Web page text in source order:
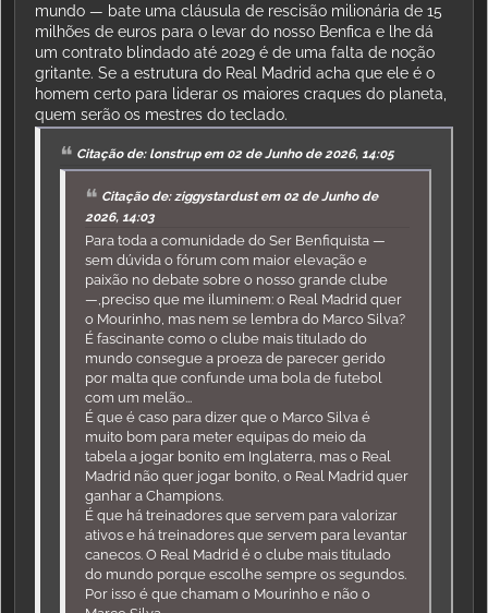
mundo — bate uma cláusula de rescisão milionária de 15
milhões de euros para o levar do nosso Benfica e lhe dá
um contrato blindado até 2029 é de uma falta de noção
gritante. Se a estrutura do Real Madrid acha que ele é o
homem certo para liderar os maiores craques do planeta,
quem serão os mestres do teclado.
Citação de: lonstrup em 02 de Junho de 2026, 14:05
Citação de: ziggystardust em 02 de Junho de
2026, 14:03
Para toda a comunidade do Ser Benfiquista —
sem dúvida o fórum com maior elevação e
paixão no debate sobre o nosso grande clube
—,preciso que me iluminem: o Real Madrid quer
o Mourinho, mas nem se lembra do Marco Silva?
É fascinante como o clube mais titulado do
mundo consegue a proeza de parecer gerido
por malta que confunde uma bola de futebol
com um melão...
É que é caso para dizer que o Marco Silva é
muito bom para meter equipas do meio da
tabela a jogar bonito em Inglaterra, mas o Real
Madrid não quer jogar bonito, o Real Madrid quer
ganhar a Champions.
É que há treinadores que servem para valorizar
ativos e há treinadores que servem para levantar
canecos. O Real Madrid é o clube mais titulado
do mundo porque escolhe sempre os segundos.
Por isso é que chamam o Mourinho e não o